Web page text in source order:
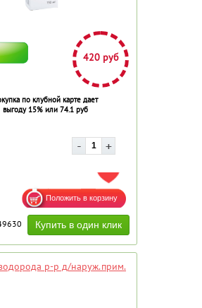
420 руб
по клубной карте дает
выгоду 15% или 74.1 руб
ДОБАВИТЬ В ИЗБРАННОЕ
р-р д/наруж.прим.